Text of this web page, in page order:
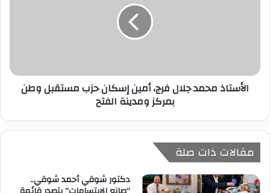
الأستاذ محمد جلال فرج، أمين إسكان حزب مستقبل وطن
بمركز ومدينة الفتح
مقالات ذات صلة
دكتور شوقي أحمد شوقي..